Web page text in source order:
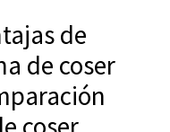
de
de coser